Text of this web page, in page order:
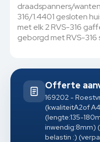
draadspanners/
316/1.4401 gesloten
met elk 2 RVS-316
geborgd met RVS-316
Offerte
169202 -
(kwaliteitA2of
(lengte:135-
inwendig:8mm)
belastin :)